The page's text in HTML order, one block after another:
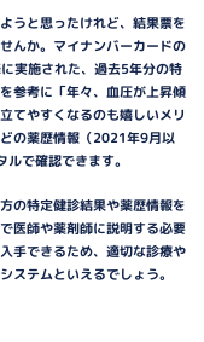
うと思ったけれど、結果票を
んか。マイナンバーカードの
実施された、過去5年分の特
参考に「年々、血圧が上昇傾
てやすくなるのも嬉しいメリ
の薬歴情報（2021年9月以
で確認できます。
の特定健診結果や薬歴情報を
医師や薬剤師に説明する必要
手できるため、適切な診療や
ステムといえるでしょう。